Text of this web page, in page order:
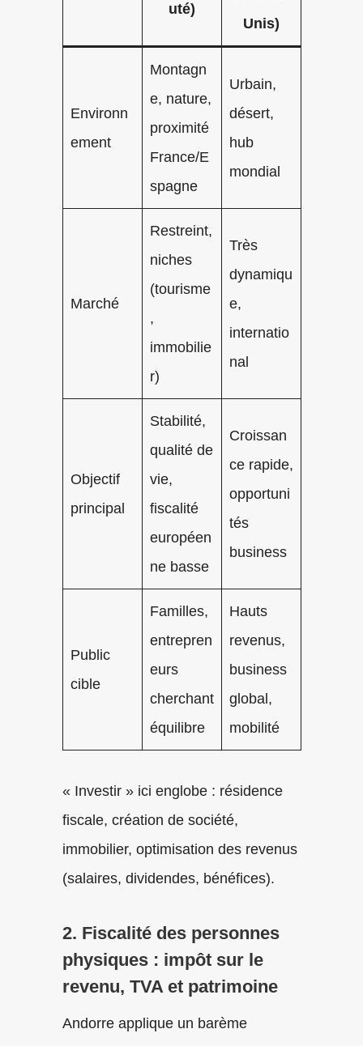
uté)
Unis)
Environn
ement
Montagn
e, nature,
proximité
France/E
spagne
Urbain,
désert,
hub
mondial
Marché
Restreint,
niches
(tourisme
,
immobilie
r)
Très
dynamiqu
e,
internatio
nal
Objectif
principal
Stabilité,
qualité de
vie,
fiscalité
européen
ne basse
Croissan
ce rapide,
opportuni
tés
business
Public
cible
Familles,
entrepren
eurs
cherchant
équilibre
Hauts
revenus,
business
global,
mobilité
« Investir » ici englobe : résidence
fiscale, création de société,
immobilier, optimisation des revenus
(salaires, dividendes, bénéfices).
2. Fiscalité des personnes
physiques : impôt sur le
revenu, TVA et patrimoine
Andorre applique un barème